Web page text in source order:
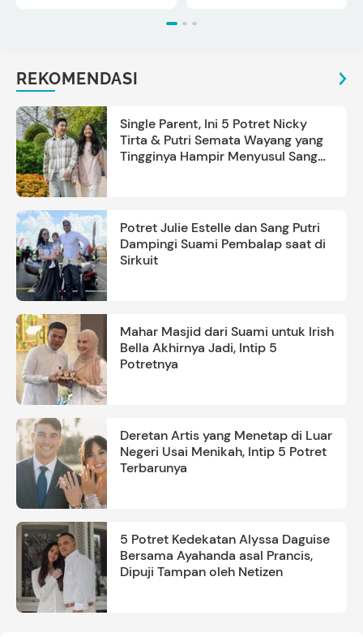
REKOMENDASI
Single Parent, Ini 5 Potret Nicky
Tirta & Putri Semata Wayang yang
Tingginya Hampir Menyusul Sang
Potret Julie Estelle dan Sang Putri
Dampingi Suami Pembalap saat di
Sirkuit
Mahar Masjid dari Suami untuk Irish
Bella Akhirnya Jadi, Intip 5
Potretnya
Deretan Artis yang Menetap di Luar
Negeri Usai Menikah, Intip 5 Potret
Terbarunya
5 Potret Kedekatan Alyssa Daguise
Bersama Ayahanda asal Prancis,
Dipuji Tampan oleh Netizen